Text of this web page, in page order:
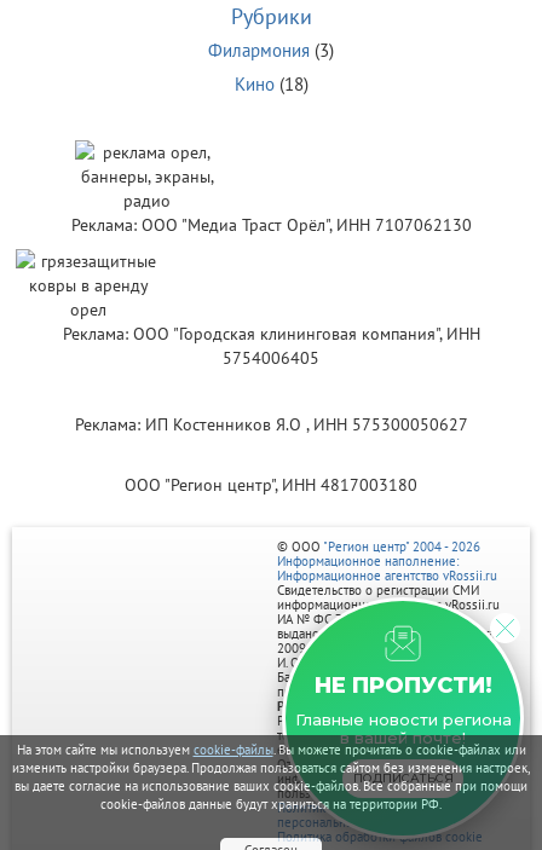
На этом сайте мы используем cookie-файлы. Вы можете прочитать о cookie-файлах или
изменить настройки браузера. Продолжая пользоваться сайтом без изменения настроек,
вы даете согласие на использование ваших cookie-файлов. Все собранные при помощи
cookie-файлов данные будут храниться на территории РФ.
Рубрики
Филармония (3)
Кино(18)
Реклама: ООО "Медиа Траст Орёл", ИНН 7107062130
Реклама: ООО "Городская клининговая компания", ИНН
5754006405
Реклама: ИП Костенников Я.О , ИНН 575300050627
ООО "Регион центр", ИНН 4817003180
НЕ ПРОПУСТИ!
Главные новости региона
в вашей почте!
ПОДПИСАТЬСЯ
© ООО "Регион центр" 2004 - 2026
Информационное наполнение:
Информационное агентство vRossii.ru
Свидетельство о регистрации СМИ
информационного агентства vRossii.ru
ИА № ФС 77‑35502
выдано РОСКОМНАДЗОРом 04 марта
2009г.
И. О. Главного редактора Нарыков А. Н.
Баннеры на портале размещаются на
правах рекламы.
Реклама на портале:
Рекламное агентство "Умный маркетинг"
тел. 7-910-267-70-40,
email: umnyy.marketing@yandex.ru
Отдельные публикации могут содержать
информацию, не предназначенную для
пользователей до 18 лет.
Политика в отношении обработки
персональных данных
Политика обработки файлов cookie